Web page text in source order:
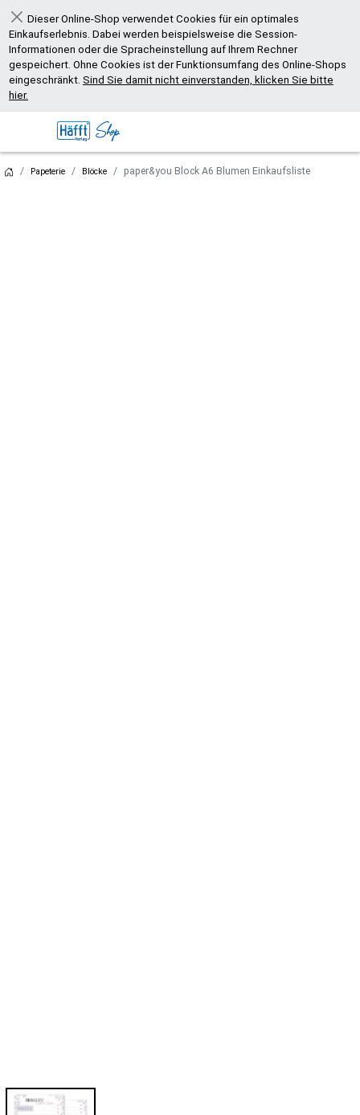
Schließen
Dieser Online-Shop verwendet Cookies für ein optimales
Einkaufserlebnis. Dabei werden beispielsweise die Session-
Informationen oder die Spracheinstellung auf Ihrem Rechner
gespeichert. Ohne Cookies ist der Funktionsumfang des Online-Shops
eingeschränkt. Sind Sie damit nicht einverstanden, klicken Sie bitte
hier.
Papeterie Blöcke paper&you Block A6 Blumen Einkaufsliste